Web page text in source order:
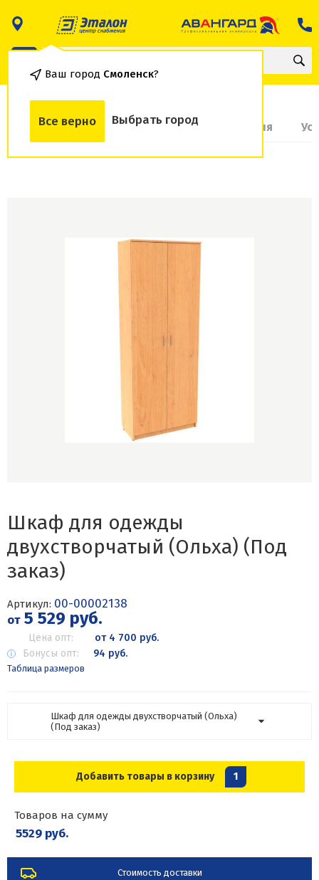
Ваш город Смоленск?
Все верно Выбрать город
О товаре Доставка и оплата Гарантия
Шкаф для одежды
двухстворчатый (Ольха) (Под
заказ)
Артикул: 00-00002138
от5 529 руб.
Цена опт:
от 4 700 руб.
Бонусы опт:
94 руб.
Таблица размеров
Шкаф для одежды двухстворчатый (Ольха)
(Под заказ)
Добавить товары в корзину 1
Товаров на сумму
5529 руб.
Стоимость доставки